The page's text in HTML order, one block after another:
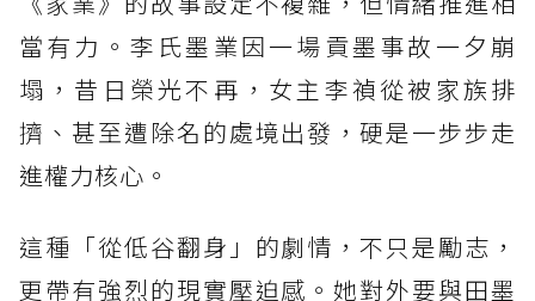
當有力。李氏墨業因一場貢墨事故一夕崩
塌，昔日榮光不再，女主李禎從被家族排
擠、甚至遭除名的處境出發，硬是一步步走
進權力核心。
這種「從低谷翻身」的劇情，不只是勵志，
更帶有強烈的現實壓迫感。她對外要與田墨